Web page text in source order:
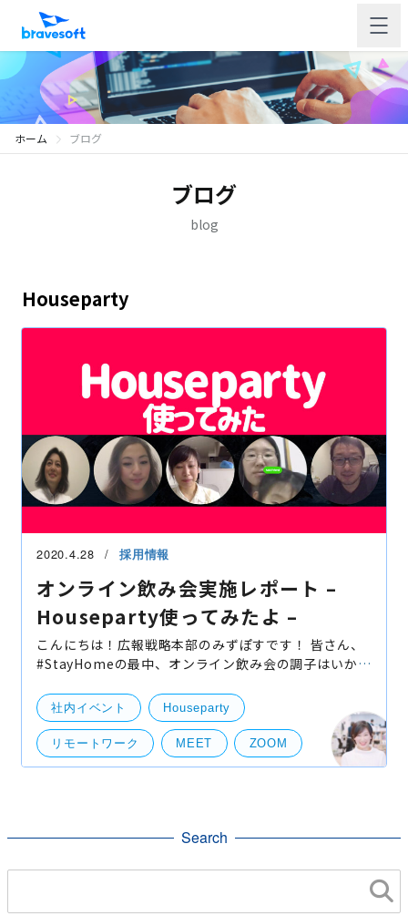
ホーム ブログ
ブログ
blog
Houseparty
2020.4.28 採用情報
オンライン飲み会実施レポート –
Houseparty使ってみたよ –
こんにちは！広報戦略本部のみずぽすです！ 皆さん、
#StayHomeの最中、オンライン飲み会の調子はいかが
ワークへの挑戦を続けてきました。そして、いち早く
オンライ
社内イベント Houseparty
リモートワーク MEET ZOOM
Search